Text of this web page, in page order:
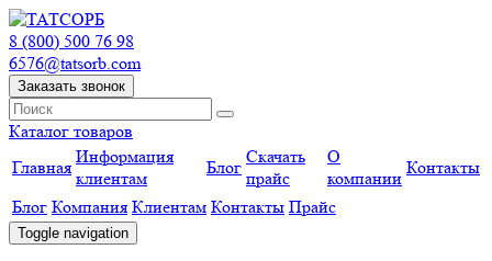
8 (800) 500 76 98
6576@tatsorb.com
Заказать звонок
Каталог товаров
Главная
Информация
клиентам
Блог
Скачать
прайс
О
компании
Контакты
Блог Компания Клиентам Контакты Прайс
Toggle navigation